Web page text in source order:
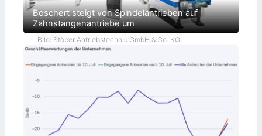
Boschert steigt von Spindelantrieben auf
Zahnstangenantriebe um
Bild: Stöber Antriebstechnik GmbH & Co. KG